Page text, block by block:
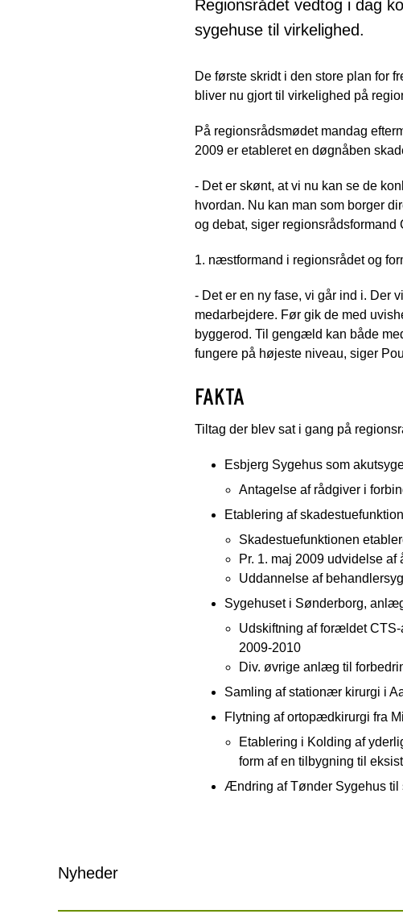
Regionsrådet vedtog i dag
sygehuse til virkelighed.
De første skridt i den store plan for
bliver nu gjort til virkelighed på
På regionsrådsmødet mandag
2009 er etableret en døgnåben
- Det er skønt, at vi nu kan se de
hvordan. Nu kan man som borger
og debat, siger regionsrådsformand
1. næstformand i regionsrådet og
- Det er en ny fase, vi går ind i. Der
medarbejdere. Før gik de med
byggerod. Til gengæld kan både
fungere på højeste niveau, siger
FAKTA
Tiltag der blev sat i gang på
Esbjerg Sygehus som
Antagelse af rådgiver i
Etablering af
Skadestuefunktionen
Pr. 1. maj 2009 udvidelse
Uddannelse af
Sygehuset i Sønderborg,
Udskiftning af forældet
2009-2010
Div. øvrige anlæg til
Samling af stationær kirurgi i
Flytning af ortopædkirurgi fra
Etablering i Kolding af
form af en tilbygning til
Ændring af Tønder Sygehus til
Nyheder